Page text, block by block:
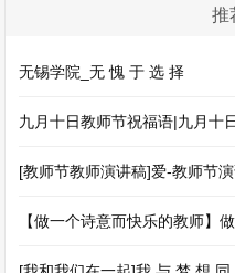
推
无锡学院_无 愧 于 选 择
九月十日教师节祝福语|九月十
[教师节教师演讲稿]爱-教师节
【做一个诗意而快乐的教师】